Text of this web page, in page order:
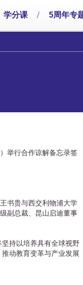
学分课 / 5周年专
举行合作谅解备忘录签
书贵与西交利物浦大学
副总裁、昆山启迪董事
持以培养具有全球视野
动教育变革与产业发展